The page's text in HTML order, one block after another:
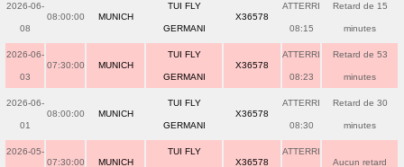
2026-06-
08
08:00:00 MUNICH
TUI FLY
GERMANI
X36578
ATTERRI
08:15
Retard de 15
minutes
2026-06-
03
07:30:00 MUNICH
TUI FLY
GERMANI
X36578
ATTERRI
08:23
Retard de 53
minutes
2026-06-
01
08:00:00 MUNICH
TUI FLY
GERMANI
X36578
ATTERRI
08:30
Retard de 30
minutes
2026-05-
07:30:00 MUNICH
TUI FLY
X36578
ATTERRI
Aucun retard